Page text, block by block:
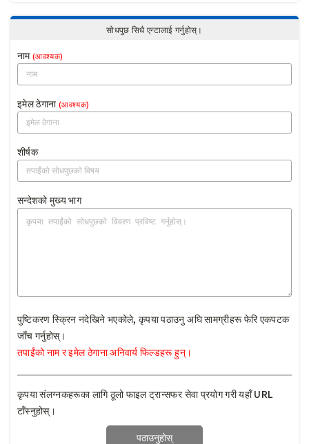
सोधपुछ सिधै एन्टालाई गर्नुहोस्।
नाम(आवश्यक)
इमेल ठेगाना(आवश्यक)
शीर्षक
सन्देशको मुख्य भाग
पुष्टिकरण स्क्रिन नदेखिने भएकोले, कृपया पठाउनु अघि सामग्रीहरू फेरि एकपटक
जाँच गर्नुहोस्।
तपाईंको नाम र इमेल ठेगाना अनिवार्य फिल्डहरू हुन्।
कृपया संलग्नकहरूका लागि ठूलो फाइल ट्रान्सफर सेवा प्रयोग गरी यहाँ URL
टाँस्नुहोस्।